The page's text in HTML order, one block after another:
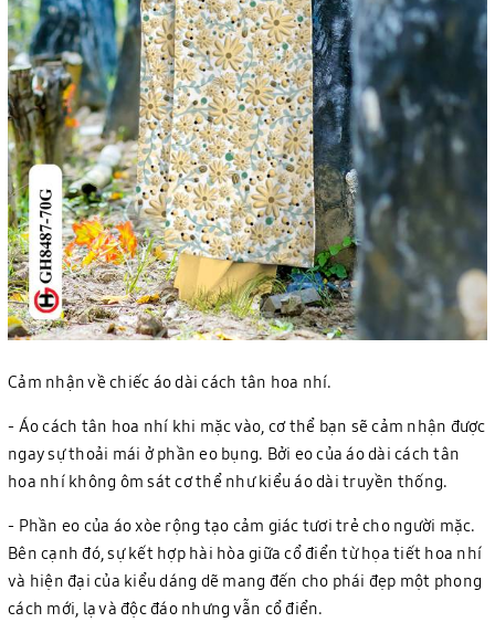
Cảm nhận về chiếc áo dài cách tân hoa nhí.
- Áo cách tân hoa nhí khi mặc vào, cơ thể bạn sẽ cảm nhận được
ngay sự thoải mái ở phần eo bụng. Bởi eo của áo dài cách tân
hoa nhí không ôm sát cơ thể như kiểu áo dài truyền thống.
- Phần eo của áo xòe rộng tạo cảm giác tươi trẻ cho người mặc.
Bên cạnh đó, sự kết hợp hài hòa giữa cổ điển từ họa tiết hoa nhí
và hiện đại của kiểu dáng dẽ mang đến cho phái đẹp một phong
cách mới, lạ và độc đáo nhưng vẫn cổ điển.